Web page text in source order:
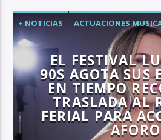
+ NOTICIAS
ACTUACIONES
ALBACETE CIUDAD
ÚLTIMA HORA
EL FESTIVAL
90S AGOTA SUS
EN TIEMPO
TRASLADA AL
FERIAL PARA
AFORO